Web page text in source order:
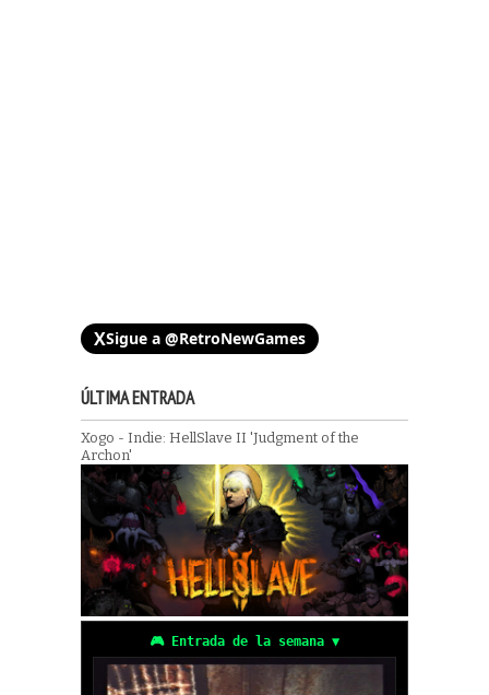
XSigue a @RetroNewGames
ÚLTIMA ENTRADA
Xogo - Indie: HellSlave II 'Judgment of the
Archon'
🎮 Entrada de la semana ▼